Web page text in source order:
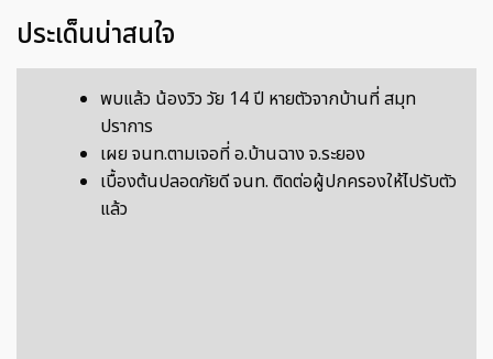
ประเด็นน่าสนใจ
พบแล้ว น้องวิว วัย 14 ปี หายตัวจากบ้านที่ สมุท
ปราการ
เผย จนท.ตามเจอที่ อ.บ้านฉาง จ.ระยอง
เบื้องต้นปลอดภัยดี จนท. ติดต่อผู้ปกครองให้ไปรับตัว
แล้ว